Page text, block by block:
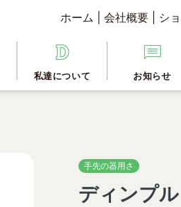
ホーム 会社概要 シ
私達について お知らせ
手先の器用さ
ディンプ